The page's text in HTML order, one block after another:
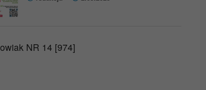
NR 14 [974]